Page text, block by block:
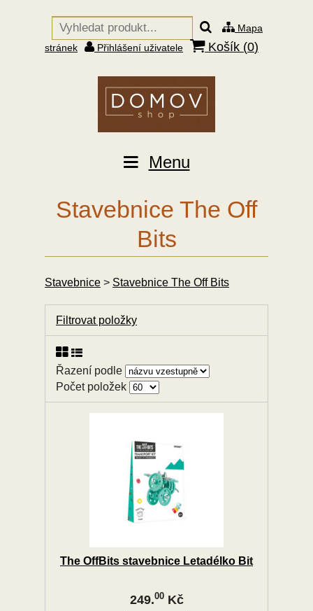
Mapa
stránek
Přihlášení uživatele Košík (0)
Menu
Stavebnice The Off
Bits
Stavebnice > Stavebnice The Off Bits
Filtrovat položky
Řazení podle
Počet položek
The OffBits stavebnice Letadélko Bit
249.00Kč